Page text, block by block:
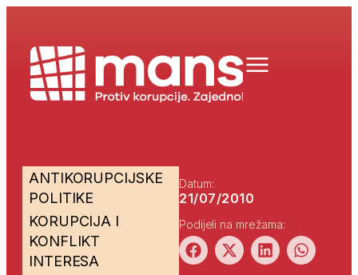
ANTIKORUPCIJSKE
POLITIKE
KORUPCIJA I
KONFLIKT
INTERESA
Datum:
21/07/2010
Podijeli na mrežama: